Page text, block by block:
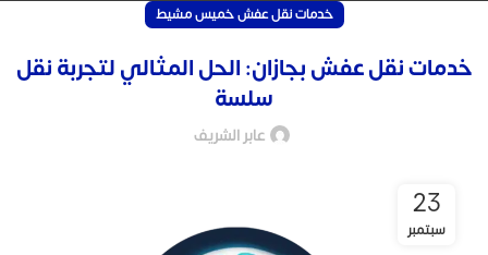
خدمات نقل عفش خميس مشيط
خدمات نقل عفش بجازان: الحل المثالي لتجربة نقل
سلسة
عابر الشريف
23
سبتمبر